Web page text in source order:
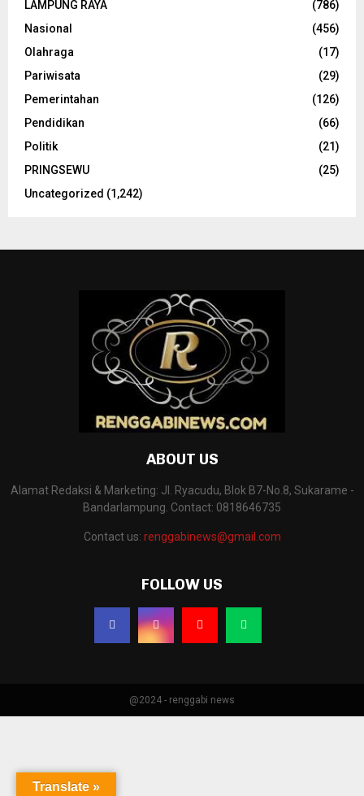
LAMPUNG RAYA
(786)
Nasional
(456)
Olahraga
(17)
Pariwisata
(29)
Pemerintahan
(126)
Pendidikan
(66)
Politik
(21)
PRINGSEWU
(25)
Uncategorized (1,242)
ABOUT US
Alamat Redaksi & Marketing: Jl. Ryacudu, Blok B7-No.8, Sukarame -
Bandarlampung. Contact: 0818646735
Contact us: renggabinews@gmail.com
FOLLOW US
@2024 - renggabi news
Translate »